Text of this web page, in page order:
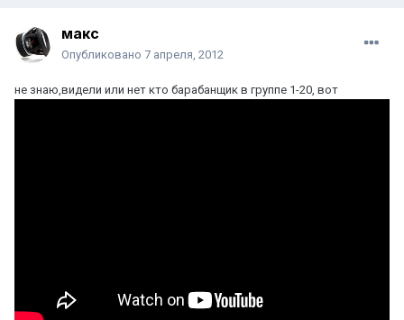
макс
Опубликовано 7 апреля, 2012
не знаю,видели или нет кто барабанщик в группе 1-20, вот